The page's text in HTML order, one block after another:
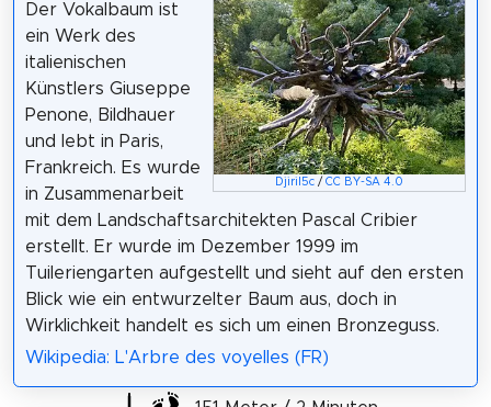
Djiril5c /CC BY-SA 4.0
Der Vokalbaum ist
ein Werk des
italienischen
Künstlers Giuseppe
Penone, Bildhauer
und lebt in Paris,
Frankreich. Es wurde
in Zusammenarbeit
mit dem Landschaftsarchitekten Pascal Cribier
erstellt. Er wurde im Dezember 1999 im
Tuileriengarten aufgestellt und sieht auf den ersten
Blick wie ein entwurzelter Baum aus, doch in
Wirklichkeit handelt es sich um einen Bronzeguss.
Wikipedia: L'Arbre des voyelles (FR)